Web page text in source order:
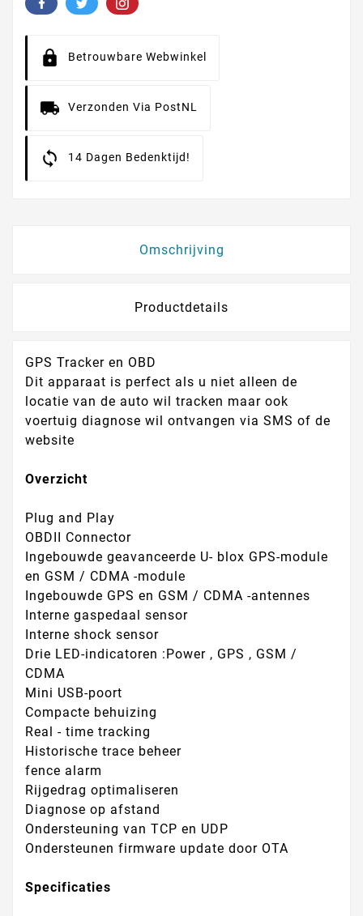
Betrouwbare Webwinkel
Verzonden Via PostNL
14 Dagen Bedenktijd!
Omschrijving
Productdetails
GPS Tracker en OBD
Dit apparaat is perfect als u niet alleen de
locatie van de auto wil tracken maar ook
voertuig diagnose wil ontvangen via SMS of de
website
Overzicht
Plug and Play
OBDII Connector
Ingebouwde geavanceerde U- blox GPS-module
en GSM / CDMA -module
Ingebouwde GPS en GSM / CDMA -antennes
Interne gaspedaal sensor
Interne shock sensor
Drie LED-indicatoren :Power , GPS , GSM /
CDMA
Mini USB-poort
Compacte behuizing
Real - time tracking
Historische trace beheer
fence alarm
Rijgedrag optimaliseren
Diagnose op afstand
Ondersteuning van TCP en UDP
Ondersteunen firmware update door OTA
Specificaties